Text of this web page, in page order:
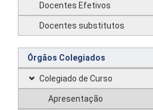
Docentes Efetivos
Docentes substitutos
Órgãos Colegiados
Colegiado de Curso
Apresentação